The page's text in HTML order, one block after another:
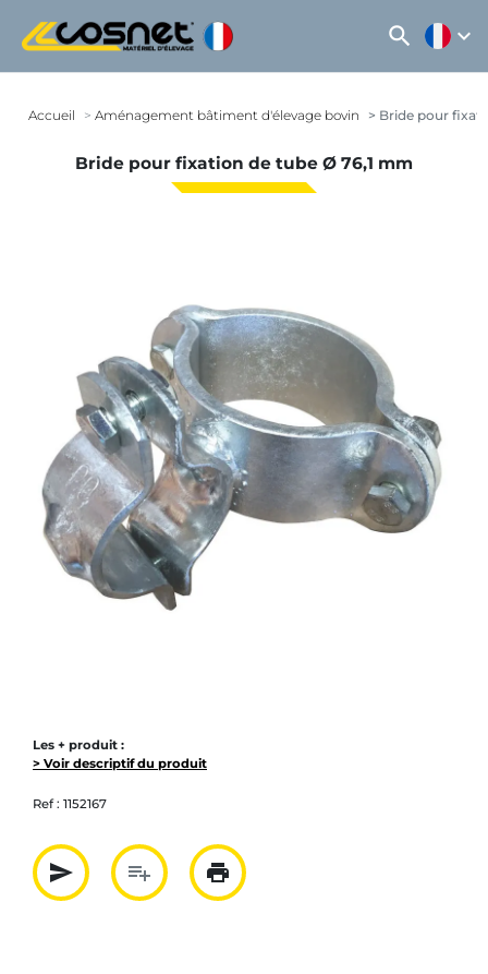
search expand_more
Accueil Aménagement bâtiment d'élevage bovin Bride pour
Bride pour fixation de tube Ø 76,1 mm
Les + produit :
> Voir descriptif du produit
Ref : 1152167
send
Partager par mail
playlist_add
Ajouter à la liste
print
Imprimer